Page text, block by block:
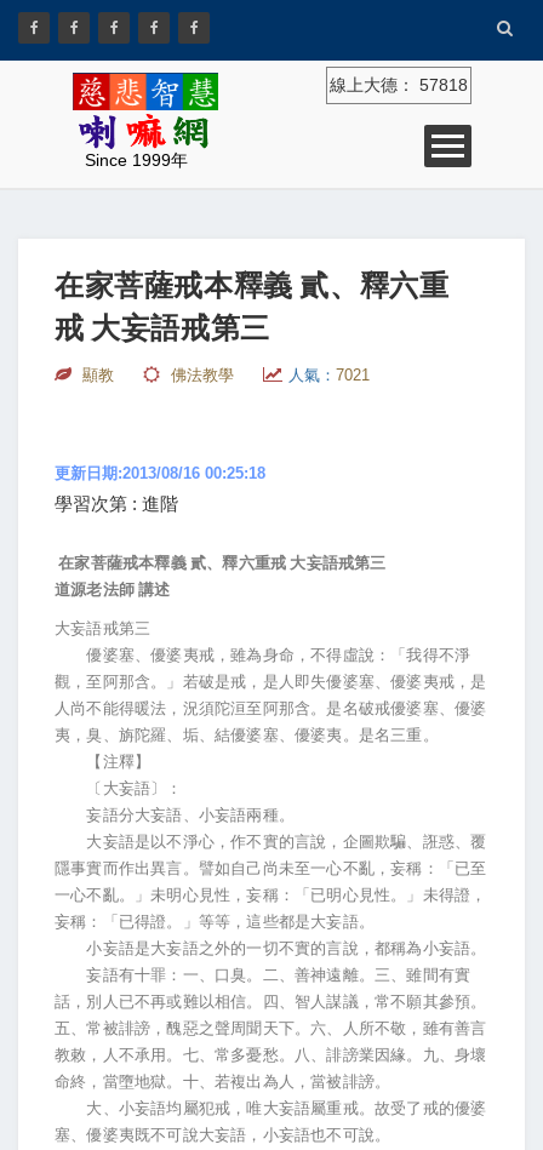
Since 1999年
線上大德： 57818
在家菩薩戒本釋義 貳、釋六重
戒 大妄語戒第三
顯教 佛法教學 人氣： 7021
更新日期:2013/08/16 00:25:18
學習次第 : 進階
在家菩薩戒本釋義 貳、釋六重戒 大妄語戒第三
道源老法師講述
大妄語戒第三
優婆塞、優婆夷戒，雖為身命，不得虛說：「我得不淨
觀，至阿那含。」若破是戒，是人即失優婆塞、優婆夷戒，是
人尚不能得暖法，況須陀洹至阿那含。是名破戒優婆塞、優婆
夷，臭、旃陀羅、垢、結優婆塞、優婆夷。是名三重。
【注釋】
〔大妄語〕：
妄語分大妄語、小妄語兩種。
大妄語是以不淨心，作不實的言說，企圖欺騙、誑惑、覆
隱事實而作出異言。譬如自己尚未至一心不亂，妄稱：「已至
一心不亂。」未明心見性，妄稱：「已明心見性。」未得證，
妄稱：「已得證。」等等，這些都是大妄語。
小妄語是大妄語之外的一切不實的言說，都稱為小妄語。
妄語有十罪：一、口臭。二、善神遠離。三、雖間有實
話，別人已不再或難以相信。四、智人謀議，常不願其參預。
五、常被誹謗，醜惡之聲周聞天下。六、人所不敬，雖有善言
教敕，人不承用。七、常多憂愁。八、誹謗業因緣。九、身壞
命終，當墮地獄。十、若複出為人，當被誹謗。
大、小妄語均屬犯戒，唯大妄語屬重戒。故受了戒的優婆
塞、優婆夷既不可說大妄語，小妄語也不可說。